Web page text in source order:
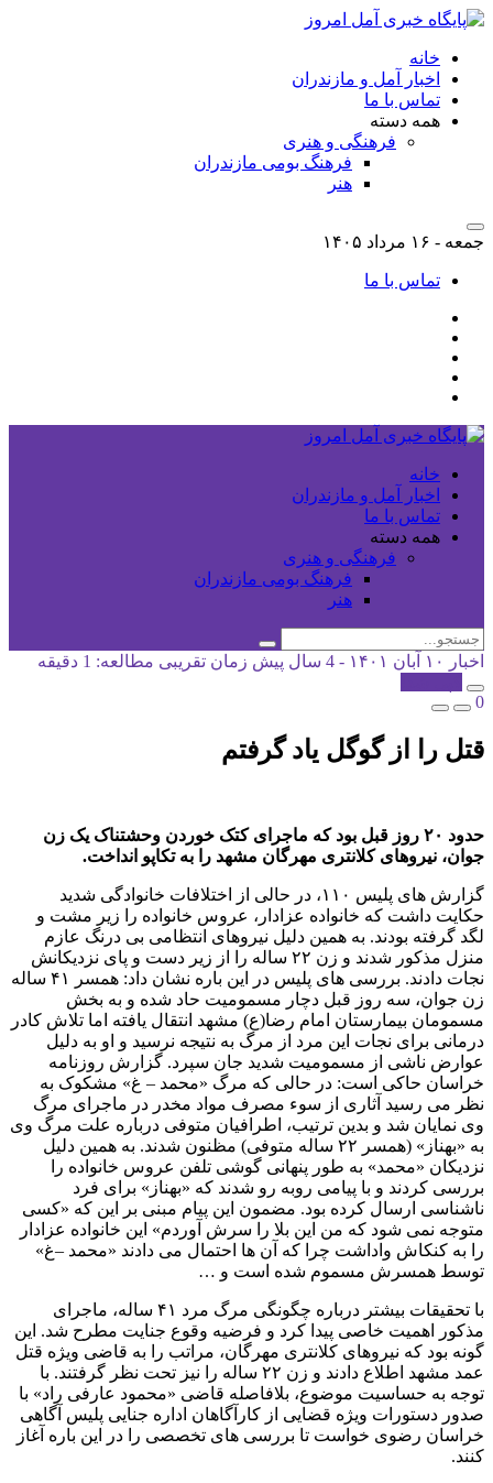
خانه
اخبار آمل و مازندران
تماس با ما
همه دسته
فرهنگی و هنری
فرهنگ بومی مازندران
هنر
جمعه - ۱۶ مرداد ۱۴۰۵
تماس با ما
خانه
اخبار آمل و مازندران
تماس با ما
همه دسته
فرهنگی و هنری
فرهنگ بومی مازندران
هنر
اخبار ۱۰ آبان ۱۴۰۱ - 4 سال پیش
زمان تقریبی مطالعه: 1 دقیقه
0
قتل را از گوگل یاد گرفتم
حدود ۲۰ روز قبل بود که ماجرای کتک خوردن وحشتناک یک زن
جوان، نیروهای کلانتری مهرگان مشهد را به تکاپو انداخت.
گزارش های پلیس ۱۱۰، در حالی از اختلافات خانوادگی شدید
حکایت داشت که خانواده عزادار، عروس خانواده را زیر مشت و
لگد گرفته بودند. به همین دلیل نیروهای انتظامی بی درنگ عازم
منزل مذکور شدند و زن ۲۲ ساله را از زیر دست و پای نزدیکانش
نجات دادند. بررسی های پلیس در این باره نشان داد: همسر ۴۱ ساله
زن جوان، سه روز قبل دچار مسمومیت حاد شده و به بخش
مسمومان بیمارستان امام رضا(ع) مشهد انتقال یافته اما تلاش کادر
درمانی برای نجات این مرد از مرگ به نتیجه نرسید و او به دلیل
عوارض ناشی از مسمومیت شدید جان سپرد. گزارش روزنامه
خراسان حاکی است: در حالی که مرگ «محمد – غ» مشکوک به
نظر می رسید آثاری از سوء مصرف مواد مخدر در ماجرای مرگ
وی نمایان شد و بدین ترتیب، اطرافیان متوفی درباره علت مرگ وی
به «بهناز» (همسر ۲۲ ساله متوفی) مظنون شدند. به همین دلیل
نزدیکان «محمد» به طور پنهانی گوشی تلفن عروس خانواده را
بررسی کردند و با پیامی روبه رو شدند که «بهناز» برای فرد
ناشناسی ارسال کرده بود. مضمون این پیام مبنی بر این که «کسی
متوجه نمی شود که من این بلا را سرش آوردم» این خانواده عزادار
را به کنکاش واداشت چرا که آن ها احتمال می دادند «محمد –غ»
توسط همسرش مسموم شده است و …
با تحقیقات بیشتر درباره چگونگی مرگ مرد ۴۱ ساله، ماجرای
مذکور اهمیت خاصی پیدا کرد و فرضیه وقوع جنایت مطرح شد. این
گونه بود که نیروهای کلانتری مهرگان، مراتب را به قاضی ویژه قتل
عمد مشهد اطلاع دادند و زن ۲۲ ساله را نیز تحت نظر گرفتند. با
توجه به حساسیت موضوع، بلافاصله قاضی «محمود عارفی راد» با
صدور دستورات ویژه قضایی از کارآگاهان اداره جنایی پلیس آگاهی
خراسان رضوی خواست تا بررسی های تخصصی را در این باره آغاز
کنند.